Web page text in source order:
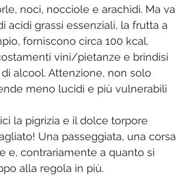
noci, nocciole e arachidi. Ma va
acidi grassi essenziali, la frutta a
forniscono circa 100 kcal.
vini/pietanze e brindisi
alcool. Attenzione, non solo
meno lucidi e più vulnerabili
la pigrizia e il dolce torpore
Una passeggiata, una corsa
e, contrariamente a quanto si
alla regola in più.